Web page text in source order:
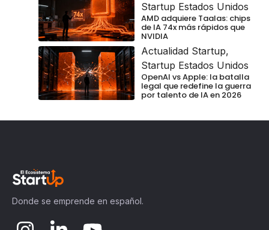
Startup Estados Unidos
AMD adquiere Taalas: chips
de IA 74x más rápidos que
NVIDIA
Actualidad Startup,
Startup Estados Unidos
OpenAI vs Apple: la batalla
legal que redefine la guerra
por talento de IA en 2026
Donde se emprende en español.